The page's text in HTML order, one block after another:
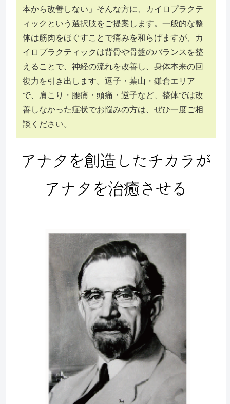
本から改善しない」そんな方に、カイロプラクテ
ィックという選択肢をご提案します。一般的な整
体は筋肉をほぐすことで痛みを和らげますが、カ
イロプラクティックは背骨や骨盤のバランスを整
えることで、神経の流れを改善し、身体本来の回
復力を引き出します。逗子・葉山・鎌倉エリア
で、肩こり・腰痛・頭痛・逆子など、整体では改
善しなかった症状でお悩みの方は、ぜひ一度ご相
談ください。